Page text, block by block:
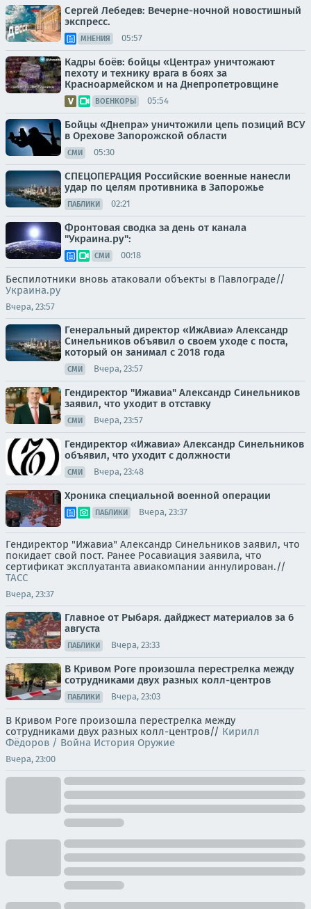
Сергей Лебедев: Вечерне-ночной новостишный
экспресс.
МНЕНИЯ 05:57
Кадры боёв: бойцы «Центра» уничтожают
пехоту и технику врага в боях за
Красноармейском и на Днепропетровщине
ВОЕНКОРЫ 05:54
Бойцы «Днепра» уничтожили цепь позиций ВСУ
в Орехове Запорожской области
СМИ 05:30
СПЕЦОПЕРАЦИЯ Российские военные нанесли
удар по целям противника в Запорожье
ПАБЛИКИ 02:21
Фронтовая сводка за день от канала
"Украина.ру":
СМИ 00:18
Беспилотники вновь атаковали объекты в Павлограде//
Украина.ру
Вчера, 23:57
Генеральный директор «ИжАвиа» Александр
Синельников объявил о своем уходе с поста,
который он занимал с 2018 года
СМИ Вчера, 23:57
Гендиректор "Ижавиа" Александр Синельников
заявил, что уходит в отставку
СМИ Вчера, 23:57
Гендиректор «Ижавиа» Александр Синельников
объявил, что уходит с должности
СМИ Вчера, 23:48
Хроника специальной военной операции
ПАБЛИКИ Вчера, 23:37
Гендиректор "Ижавиа" Александр Синельников заявил, что
покидает свой пост. Ранее Росавиация заявила, что
сертификат эксплуатанта авиакомпании аннулирован.//
ТАСС
Вчера, 23:37
Главное от Рыбаря. дайджест материалов за 6
августа
ПАБЛИКИ Вчера, 23:33
В Кривом Роге произошла перестрелка между
сотрудниками двух разных колл-центров
ПАБЛИКИ Вчера, 23:03
В Кривом Роге произошла перестрелка между
сотрудниками двух разных колл-центров// Кирилл
Фёдоров / Война История Оружие
Вчера, 23:00